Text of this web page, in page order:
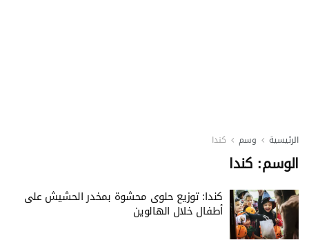
الرئيسية وسم كندا
الوسم: كندا
كندا: توزيع حلوى محشوة بمخدر الحشيش على
أطفال خلال الهالوين